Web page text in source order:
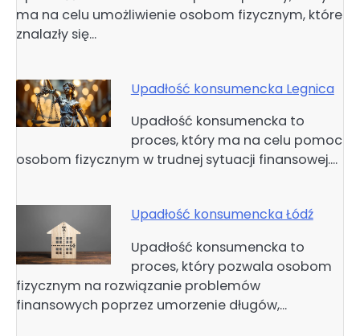
ma na celu umożliwienie osobom fizycznym, które
znalazły się…
Upadłość konsumencka Legnica
Upadłość konsumencka to
proces, który ma na celu pomoc
osobom fizycznym w trudnej sytuacji finansowej.…
Upadłość konsumencka Łódź
Upadłość konsumencka to
proces, który pozwala osobom
fizycznym na rozwiązanie problemów
finansowych poprzez umorzenie długów,…